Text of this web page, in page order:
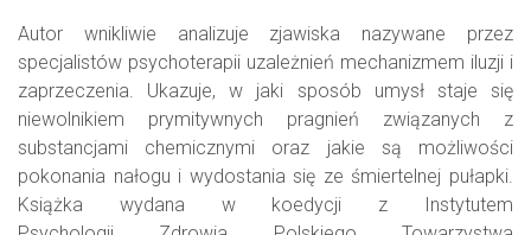
Autor wnikliwie analizuje zjawiska nazywane przez
specjalistów psychoterapii uzależnień mechanizmem iluzji i
zaprzeczenia. Ukazuje, w jaki sposób umysł staje się
niewolnikiem prymitywnych pragnień związanych z
substancjami chemicznymi oraz jakie są możliwości
pokonania nałogu i wydostania się ze śmiertelnej pułapki.
Książka wydana w koedycji z Instytutem